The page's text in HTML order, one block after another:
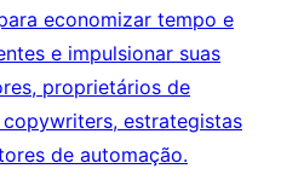
economizar tempo e
e impulsionar suas
proprietários de
estrategistas
de automação.